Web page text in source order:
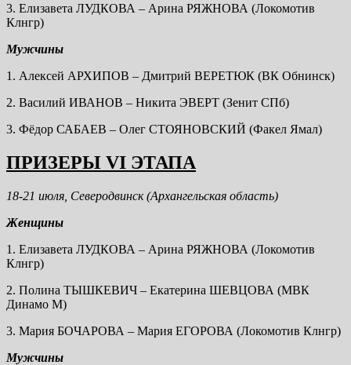
3. Елизавета ЛУДКОВА – Арина РЯЖНОВА (Локомотив
Клнгр)
Мужчины
1. Алексей АРХИПОВ – Дмитрий ВЕРЕТЮК (ВК Обнинск)
2. Василий ИВАНОВ – Никита ЭВЕРТ (Зенит СПб)
3. Фёдор САБАЕВ – Олег СТОЯНОВСКИЙ (Факел Ямал)
ПРИЗЕРЫ VI ЭТАПА
18-21 июля, Северодвинск (Архангельская область)
Женщины
1. Елизавета ЛУДКОВА – Арина РЯЖНОВА (Локомотив
Клнгр)
2. Полина ТЫШКЕВИЧ – Екатерина ШЕВЦОВА (МВК
Динамо М)
3. Мария БОЧАРОВА – Мария ЕГОРОВА (Локомотив Клнгр)
Мужчины